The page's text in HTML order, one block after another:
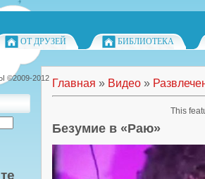
ОТ ДРУЗЕЙ
БИБЛИОТЕКА
Главная » Видео »
Безумие в «Раю»
2012
This